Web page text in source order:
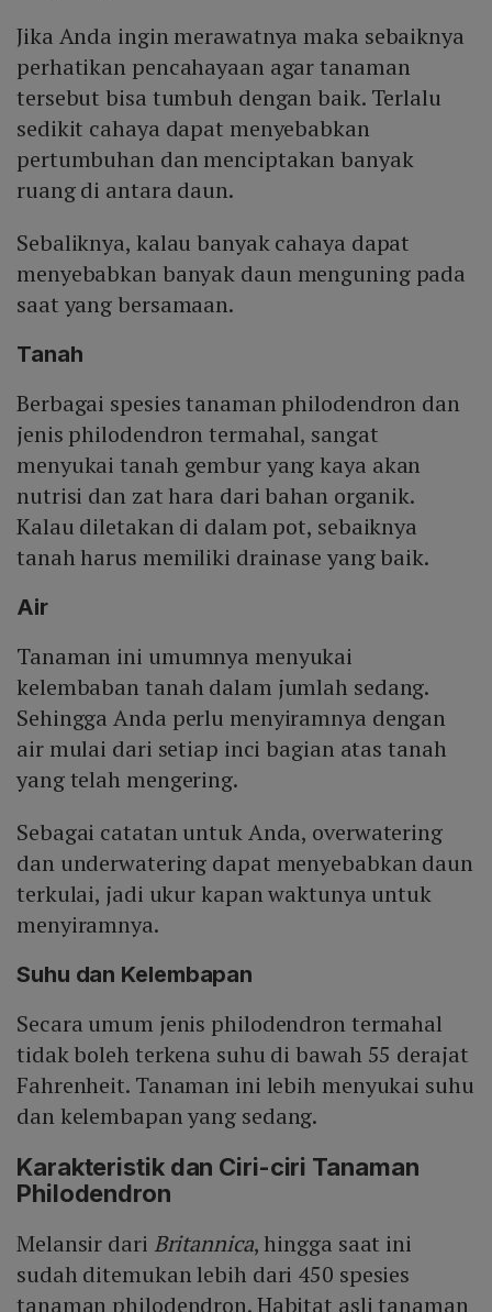
Jika Anda ingin merawatnya maka sebaiknya
perhatikan pencahayaan agar tanaman
tersebut bisa tumbuh dengan baik. Terlalu
sedikit cahaya dapat menyebabkan
pertumbuhan dan menciptakan banyak
ruang di antara daun.
Sebaliknya, kalau banyak cahaya dapat
menyebabkan banyak daun menguning pada
saat yang bersamaan.
Tanah
Berbagai spesies tanaman philodendron dan
jenis philodendron termahal, sangat
menyukai tanah gembur yang kaya akan
nutrisi dan zat hara dari bahan organik.
Kalau diletakan di dalam pot, sebaiknya
tanah harus memiliki drainase yang baik.
Air
Tanaman ini umumnya menyukai
kelembaban tanah dalam jumlah sedang.
Sehingga Anda perlu menyiramnya dengan
air mulai dari setiap inci bagian atas tanah
yang telah mengering.
Sebagai catatan untuk Anda, overwatering
dan underwatering dapat menyebabkan daun
terkulai, jadi ukur kapan waktunya untuk
menyiramnya.
Suhu dan Kelembapan
Secara umum jenis philodendron termahal
tidak boleh terkena suhu di bawah 55 derajat
Fahrenheit. Tanaman ini lebih menyukai suhu
dan kelembapan yang sedang.
Karakteristik dan Ciri-ciri Tanaman
Philodendron
Melansir dari Britannica, hingga saat ini
sudah ditemukan lebih dari 450 spesies
tanaman philodendron. Habitat asli tanaman